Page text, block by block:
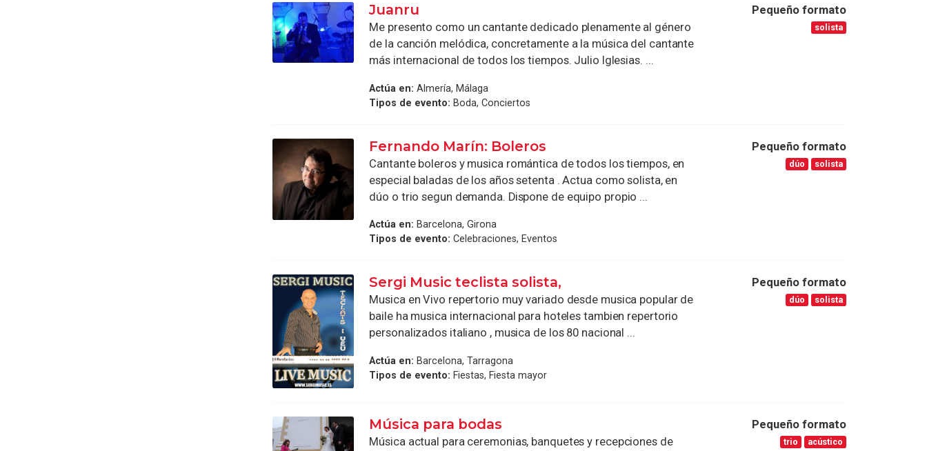
Juanru
Me presento como un cantante dedicado plenamente al género
de la canción melódica, concretamente a la música del cantante
más internacional de todos los tiempos. Julio Iglesias. ...
Actúa en: Almería, Málaga
Tipos de evento: Boda, Conciertos
Pequeño formato
solista
Fernando Marín: Boleros
Cantante boleros y musica romántica de todos los tiempos, en
especial baladas de los años setenta . Actua como solista, en
dúo o trio segun demanda. Dispone de equipo propio ...
Actúa en: Barcelona, Girona
Tipos de evento: Celebraciones, Eventos
Pequeño formato
dúo solista
Sergi Music teclista solista,
Musica en Vivo repertorio muy variado desde musica popular de
baile ha musica internacional para hoteles tambien repertorio
personalizados italiano , musica de los 80 nacional ...
Actúa en: Barcelona, Tarragona
Tipos de evento: Fiestas, Fiesta mayor
Pequeño formato
dúo solista
Música para bodas
Música actual para ceremonias, banquetes y recepciones de
Pequeño formato
trio acústico